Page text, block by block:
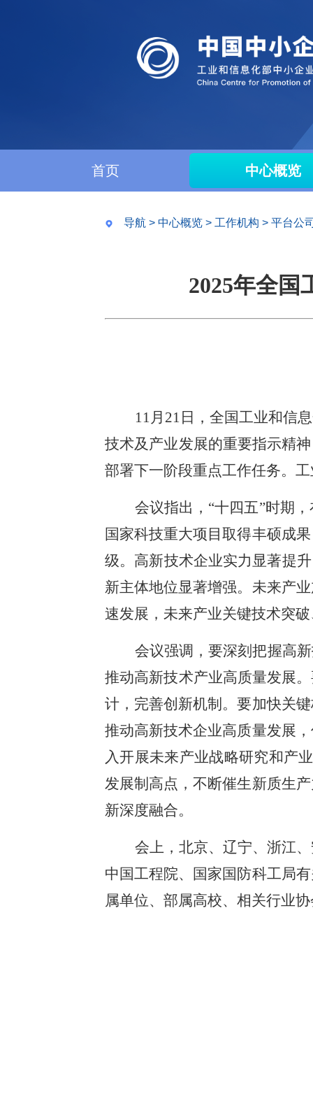
首页 中心概览
导航 > 中心概览 > 工作机构 > 平台公
2025年全国
11月21日，全国工业和信
技术及产业发展的重要指示精
部署下一阶段重点工作任务。
会议指出，“十四五”时期
国家科技重大项目取得丰硕成
级。高新技术企业实力显著提
新主体地位显著增强。未来产
速发展，未来产业关键技术突
会议强调，要深刻把握高
推动高新技术产业高质量发展
计，完善创新机制。要加快关
推动高新技术企业高质量发展
入开展未来产业战略研究和产
发展制高点，不断催生新质生
新深度融合。
会上，北京、辽宁、浙江
中国工程院、国家国防科工局
属单位、部属高校、相关行业